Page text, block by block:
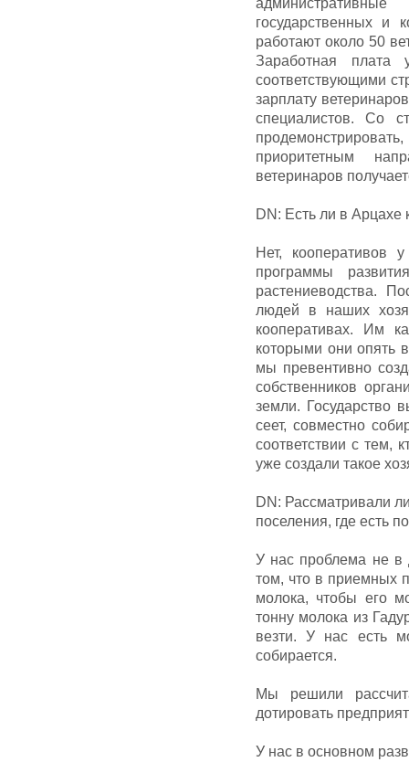
государственных и
работают около 50
Заработная
соответствующими
зарплату
специалистов. Со
приоритетным
ветеринаров
DN: Есть ли в Арцахе
Нет, кооперативов
программы
растениеводства.
людей в наших
кооперативах. Им
которыми они опять
мы превентивно
собственников
земли. Государство
сеет, совместно
соответствии с тем,
уже создали такое
DN: Рассматривали
поселения, где есть
У нас проблема не в
том, что в приемных
молока, чтобы его
тонну молока из
везти. У нас есть
собирается.
Мы решили
дотировать
У нас в основном